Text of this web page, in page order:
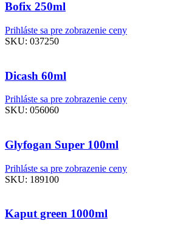
Bofix 250ml
Prihláste sa pre zobrazenie ceny
SKU: 037250
Dicash 60ml
Prihláste sa pre zobrazenie ceny
SKU: 056060
Glyfogan Super 100ml
Prihláste sa pre zobrazenie ceny
SKU: 189100
Kaput green 1000ml